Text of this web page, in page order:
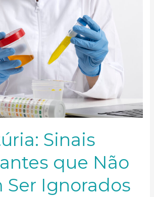
Sinais
que Não
Ser Ignorados